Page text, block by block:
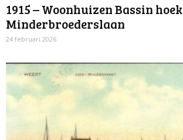
1915 – Woonhuizen Bassin hoek
Minderbroederslaan
24 februari 2026